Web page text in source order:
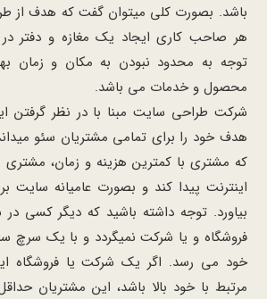
باشد. بصورت کلی میتوان گفت که هدف از
هر صاحب کاری ایجاد یک مغازه و دفتر
توجه به محدود نبودن به مکان و زمان
محصول و خدمات می باشد.
شرکت طراحی سایت مبنا با در نظر گرفتن
هدف خود را برای تمامی مشتریان سئو
که مشتری با کمترین هزینه و زمان،
اینترنت پیدا کند و بصورت عامیانه سایت
بیاورد. توجه داشته باشید که دیگر کسی
فروشگاه و یا شرکت نمیگردد و با یک سرچ
خود می رسد. اگر یک شرکت یا فروشگاه
مرتبط با خود بالا باشد، این مشتریان